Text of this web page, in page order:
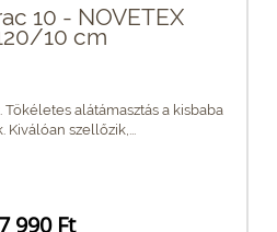
10 - NOVETEX
10 cm
alátámasztás a kisbaba
szellőzik,...
990 Ft